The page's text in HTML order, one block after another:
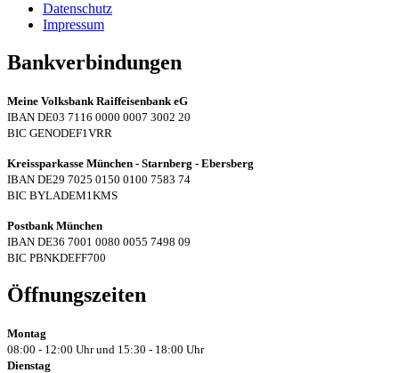
Datenschutz
Impressum
Bankverbindungen
Meine Volksbank Raiffeisenbank eG
IBAN DE03 7116 0000 0007 3002 20
BIC GENODEF1VRR
Kreissparkasse München - Starnberg - Ebersberg
IBAN DE29 7025 0150 0100 7583 74
BIC BYLADEM1KMS
Postbank München
IBAN DE36 7001 0080 0055 7498 09
BIC PBNKDEFF700
Öffnungszeiten
Montag
08:00 - 12:00 Uhr und 15:30 - 18:00 Uhr
Dienstag